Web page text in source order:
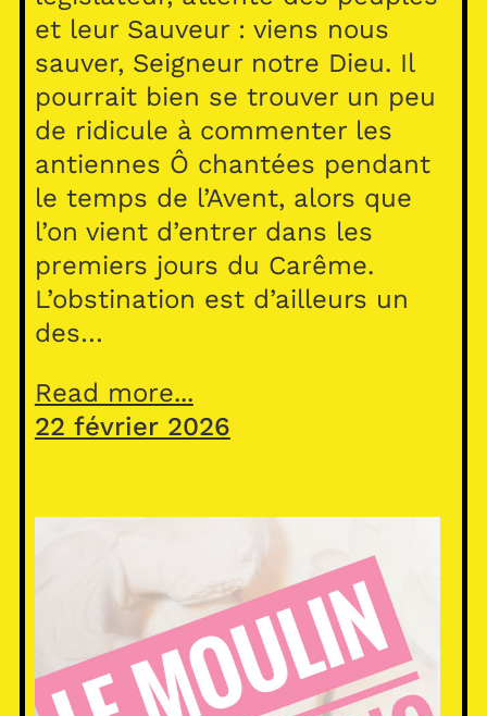
et leur Sauveur : viens nous
sauver, Seigneur notre Dieu. Il
pourrait bien se trouver un peu
de ridicule à commenter les
antiennes Ô chantées pendant
le temps de l’Avent, alors que
l’on vient d’entrer dans les
premiers jours du Carême.
L’obstination est d’ailleurs un
des…
Read more...
22 février 2026